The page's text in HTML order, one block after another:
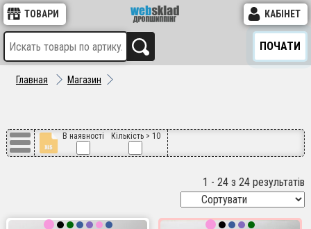
ТОВАРИ КАБІНЕТ
ПОЧАТИ
Главная Магазин
В наявності Кількість > 10
1 - 24 з 24 результатів